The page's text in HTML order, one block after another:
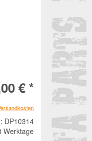
€ *
DP10314
Werktage